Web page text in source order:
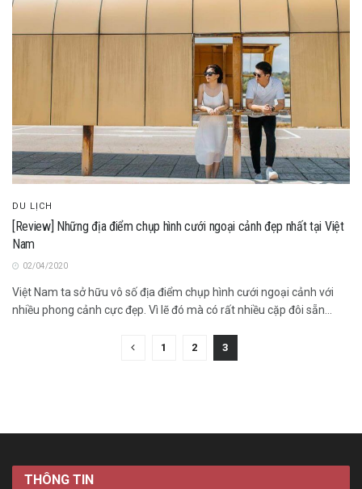
DU LỊCH
[Review] Những địa điểm chụp hình cưới ngoại cảnh đẹp nhất tại Việt
Nam
02/04/2020
Việt Nam ta sở hữu vô số địa điểm chụp hình cưới ngoại cảnh với
nhiều phong cảnh cực đẹp. Vì lẽ đó mà có rất nhiều cặp đôi sẵn...
1 2 3
THÔNG TIN